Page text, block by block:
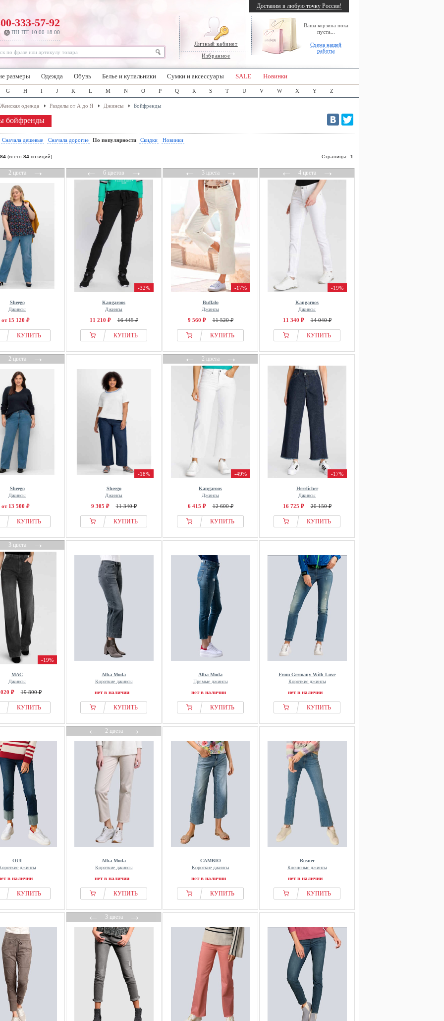
Личный кабинет
Избранное
Ваша корзина пока
пуста...
Схема нашей
работы
333-57-92
ПН-ПТ, 10:00-18:00
Доставим в любую точку России!
размеры Одежда Обувь Белье и купальники Сумки и аксессуары SALE Новинки
G H I J K L M N O P Q R S T U V W X Y Z
Женская одежда Разделы от А до Я Джинсы Бойфренды
бойфренды
Сначала дешевые Сначала дорогие По популярности Скидки Новинки
84 (всего 84 позиций) Страницы: 1
2 цвета→
Sheego
Джинсы
от 15 120 ₽
КУПИТЬ
←6 цветов→
-32%
Kangaroos
Джинсы
11 210 ₽ 16 445 ₽
КУПИТЬ
←3 цвета→
-17%
Buffalo
Джинсы
9 560 ₽ 11 520 ₽
КУПИТЬ
←4 цвета→
-19%
Kangaroos
Джинсы
11 340 ₽ 14 040 ₽
КУПИТЬ
2 цвета→
Sheego
Джинсы
от 13 500 ₽
КУПИТЬ
-18%
Sheego
Джинсы
9 305 ₽ 11 340 ₽
КУПИТЬ
←2 цвета→
-49%
Kangaroos
Джинсы
6 415 ₽ 12 600 ₽
КУПИТЬ
-17%
Herrlicher
Джинсы
16 725 ₽ 20 150 ₽
КУПИТЬ
3 цвета→
-19%
MAC
Джинсы
₽ 19 800 ₽
КУПИТЬ
Alba Moda
Короткие джинсы
нет в наличии
КУПИТЬ
Alba Moda
Прямые джинсы
нет в наличии
КУПИТЬ
From Germany With Love
Короткие джинсы
нет в наличии
КУПИТЬ
OUI
джинсы
в наличии
КУПИТЬ
←2 цвета→
Alba Moda
Короткие джинсы
нет в наличии
КУПИТЬ
CAMBIO
Короткие джинсы
нет в наличии
КУПИТЬ
Rosner
Клешеные джинсы
нет в наличии
КУПИТЬ
←3 цвета→